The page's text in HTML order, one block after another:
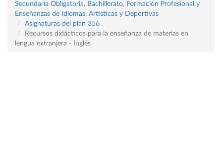
Secundaria Obligatoria, Bachillerato, Formación Profesional y
Enseñanzas de Idiomas, Artísticas y Deportivas
Asignaturas del plan 356
Recursos didácticos para la enseñanza de materias en
lengua extranjera - Inglés